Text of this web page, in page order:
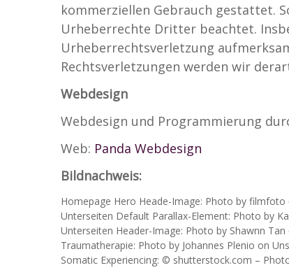
kommerziellen Gebrauch gestattet.
Urheberrechte Dritter beachtet.
Urheberrechtsverletzung
Rechtsverletzungen werden wir
Webdesign
Webdesign und Programmierung
Web: Panda Webdesign
Bildnachweis:
Homepage Hero Heade-Image: Photo by
Unterseiten Default Parallax-Element: Photo by
Unterseiten Header-Image: Photo by Shawnn Tan
Traumatherapie: Photo by Johannes Plenio on
Somatic Experiencing: © shutterstock.com –